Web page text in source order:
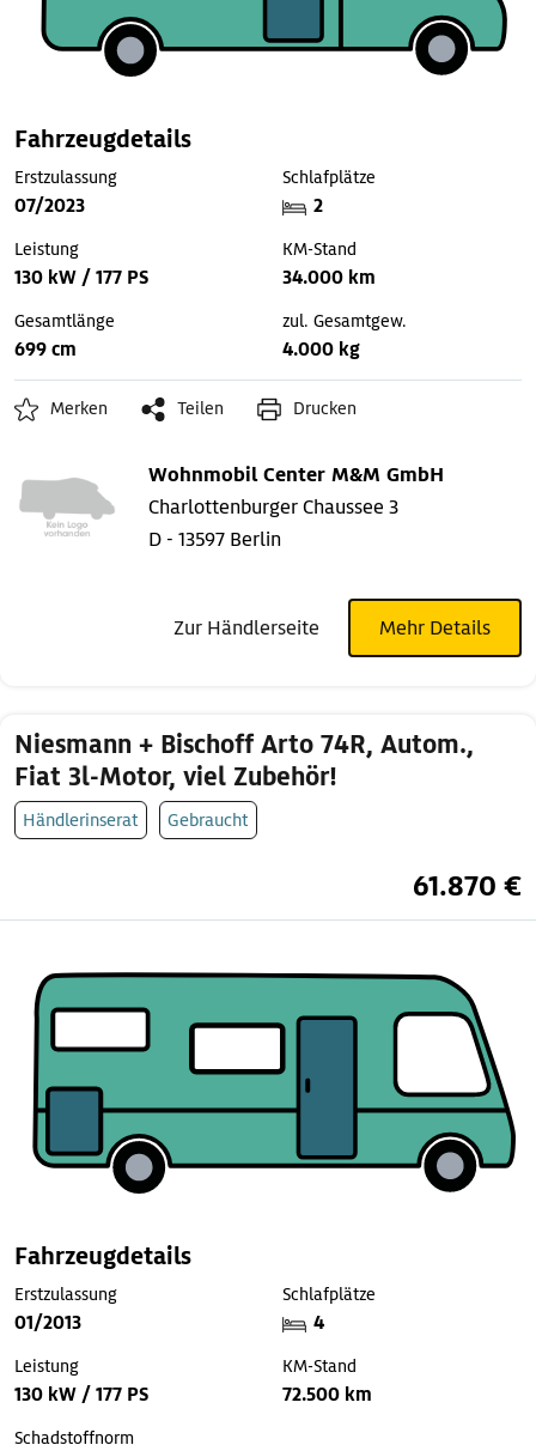
Fahrzeugdetails
Erstzulassung
07/2023
Schlafplätze
2
Leistung
130 kW / 177 PS
KM-Stand
34.000 km
Gesamtlänge
699 cm
zul. Gesamtgew.
4.000 kg
Merken Teilen Drucken
Wohnmobil Center M&M GmbH
Charlottenburger Chaussee 3
D - 13597 Berlin
Zur Händlerseite Mehr Details
Niesmann + Bischoff Arto 74R, Autom.,
Fiat 3l-Motor, viel Zubehör!
Händlerinserat Gebraucht
61.870 €
Fahrzeugdetails
Erstzulassung
01/2013
Schlafplätze
4
Leistung
130 kW / 177 PS
KM-Stand
72.500 km
Schadstoffnorm